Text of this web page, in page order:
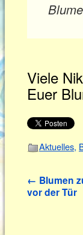
Viele
Euer
Aktuelles,
← Blumen
vor der Tür